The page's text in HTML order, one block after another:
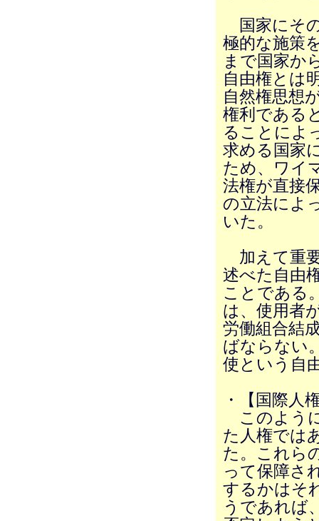
国家にそ
極的な施策
まで国家か
自由権とは
自然権思想
権利である
ることによ
求める国家
ため、ワイ
法権が直接
の立法によ
いた。
加えて重
述べた自由
ことである
は、使用者
労働組合結
ばならない
使という自
・【国際人
このよう
た人権では
た。これら
って保障さ
するかはそ
うであれば